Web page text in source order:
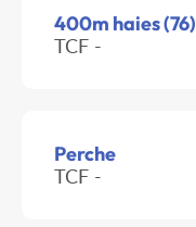
400m haies (76)
TCF -
Perche
TCF -